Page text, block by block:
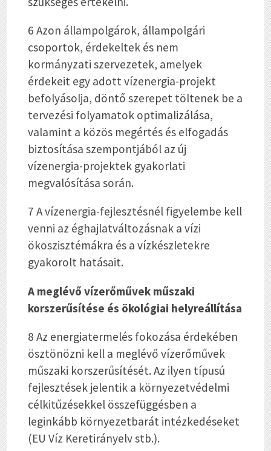
6 Azon állampolgárok, állampolgári
csoportok, érdekeltek és nem
kormányzati szervezetek, amelyek
érdekeit egy adott vízenergia-projekt
befolyásolja, döntő szerepet töltenek be a
tervezési folyamatok optimalizálása,
valamint a közös megértés és elfogadás
biztosítása szempontjából az új
vízenergia-projektek gyakorlati
megvalósítása során.
7 A vízenergia-fejlesztésnél figyelembe kell
venni az éghajlatváltozásnak a vízi
ökoszisztémákra és a vízkészletekre
gyakorolt hatásait.
A meglévő vízerőművek műszaki
korszerűsítése és ökológiai helyreállítása
8 Az energiatermelés fokozása érdekében
ösztönözni kell a meglévő vízerőművek
műszaki korszerűsítését. Az ilyen típusú
fejlesztések jelentik a környezetvédelmi
célkitűzésekkel összefüggésben a
leginkább környezetbarát intézkedéseket
(EU Víz Keretirányelv stb.).